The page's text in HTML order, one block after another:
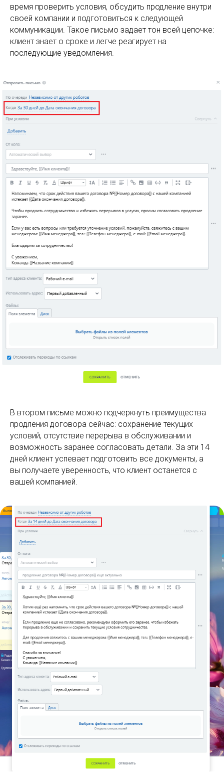
время проверить условия, обсудить продление внутри
своей компании и подготовиться к следующей
коммуникации. Такое письмо задает тон всей цепочке:
клиент знает о сроке и легче реагирует на
последующие уведомления.
В втором письме можно подчеркнуть преимущества
продления договора сейчас: сохранение текущих
условий, отсутствие перерыва в обслуживании и
возможность заранее согласовать детали. За эти 14
дней клиент успевает подготовить все документы, а
вы получаете уверенность, что клиент останется с
вашей компанией.